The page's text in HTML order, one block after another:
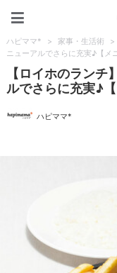
ハピママ* > 家事・生活術 >
ニューアルでさらに充実♪【メ
【ロイホのラン
ルでさらに充実♪
ハピママ*